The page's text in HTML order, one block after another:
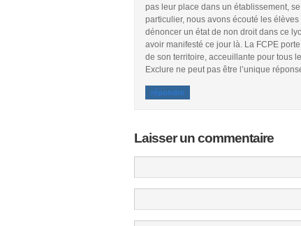
pas leur place dans un établissement,
particulier, nous avons écouté les
dénoncer un état de non droit dans ce
avoir manifesté ce jour là. La FCPE
de son territoire, acceuillante pour tous
Exclure ne peut pas être l’unique
répondre
Laisser un commentaire